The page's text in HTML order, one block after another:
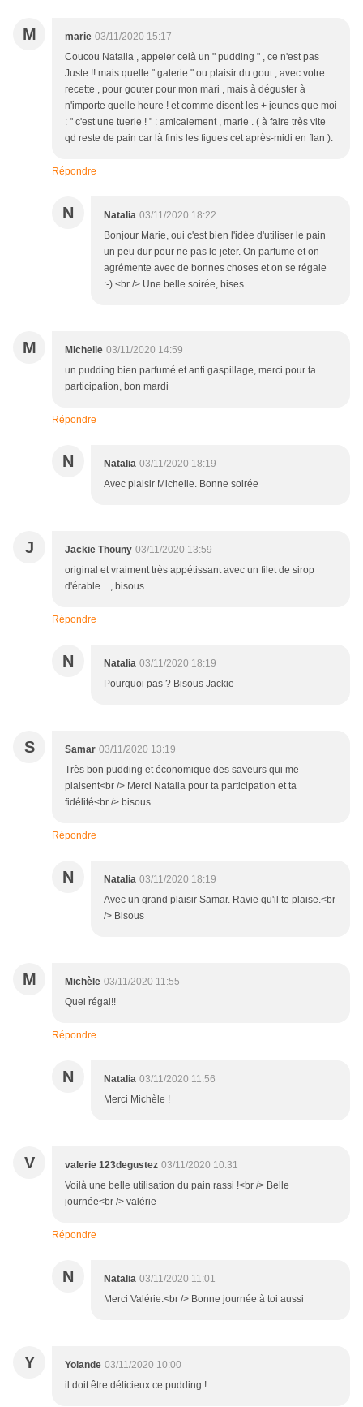
M marie 03/11/2020 15:17
Coucou Natalia , appeler celà un " pudding " , ce n'est pas
Juste !! mais quelle " gaterie " ou plaisir du gout , avec votre
recette , pour gouter pour mon mari , mais à déguster à
n'importe quelle heure ! et comme disent les + jeunes que moi
: " c'est une tuerie ! " : amicalement , marie . ( à faire très vite
qd reste de pain car là finis les figues cet après-midi en flan ).
Répondre
N Natalia 03/11/2020 18:22
Bonjour Marie, oui c'est bien l'idée d'utiliser le pain
un peu dur pour ne pas le jeter. On parfume et on
agrémente avec de bonnes choses et on se régale
:-).<br /> Une belle soirée, bises
M Michelle 03/11/2020 14:59
un pudding bien parfumé et anti gaspillage, merci pour ta
participation, bon mardi
Répondre
N Natalia 03/11/2020 18:19
Avec plaisir Michelle. Bonne soirée
J Jackie Thouny 03/11/2020 13:59
original et vraiment très appétissant avec un filet de sirop
d'érable...., bisous
Répondre
N Natalia 03/11/2020 18:19
Pourquoi pas ? Bisous Jackie
S Samar 03/11/2020 13:19
Très bon pudding et économique des saveurs qui me
plaisent<br /> Merci Natalia pour ta participation et ta
fidélité<br /> bisous
Répondre
N Natalia 03/11/2020 18:19
Avec un grand plaisir Samar. Ravie qu'il te plaise.<br
/> Bisous
M Michèle 03/11/2020 11:55
Quel régal!!
Répondre
N Natalia 03/11/2020 11:56
Merci Michèle !
V valerie 123degustez 03/11/2020 10:31
Voilà une belle utilisation du pain rassi !<br /> Belle
journée<br /> valérie
Répondre
N Natalia 03/11/2020 11:01
Merci Valérie.<br /> Bonne journée à toi aussi
Y Yolande 03/11/2020 10:00
il doit être délicieux ce pudding !